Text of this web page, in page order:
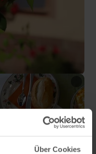
Über Cookies